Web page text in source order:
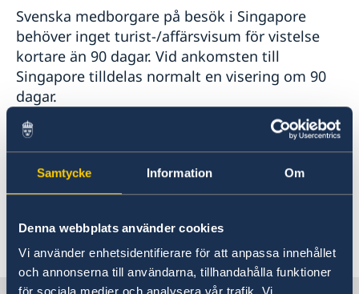
Samtycke Information Om
Denna webbplats använder cookies
Vi använder enhetsidentifierare för att anpassa innehållet
och annonserna till användarna, tillhandahålla funktioner
Så kan du få stöd
Svenska företag i Singapore
Anmäl handelshinder
Svenska medborgare på besök i Singapore
behöver inget turist-/affärsvisum för vistelse
kortare än 90 dagar. Vid ankomsten till
Singapore tilldelas normalt en visering om 90
dagar.
Samtliga resenärer behöver fylla i ett "SG
Detta görs på via nätet påICA:s webbsida
och är kostnadsfritt.